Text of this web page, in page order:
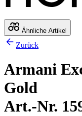
Ähnliche Artikel
Zurück
Armani
Gold
Art.-Nr.